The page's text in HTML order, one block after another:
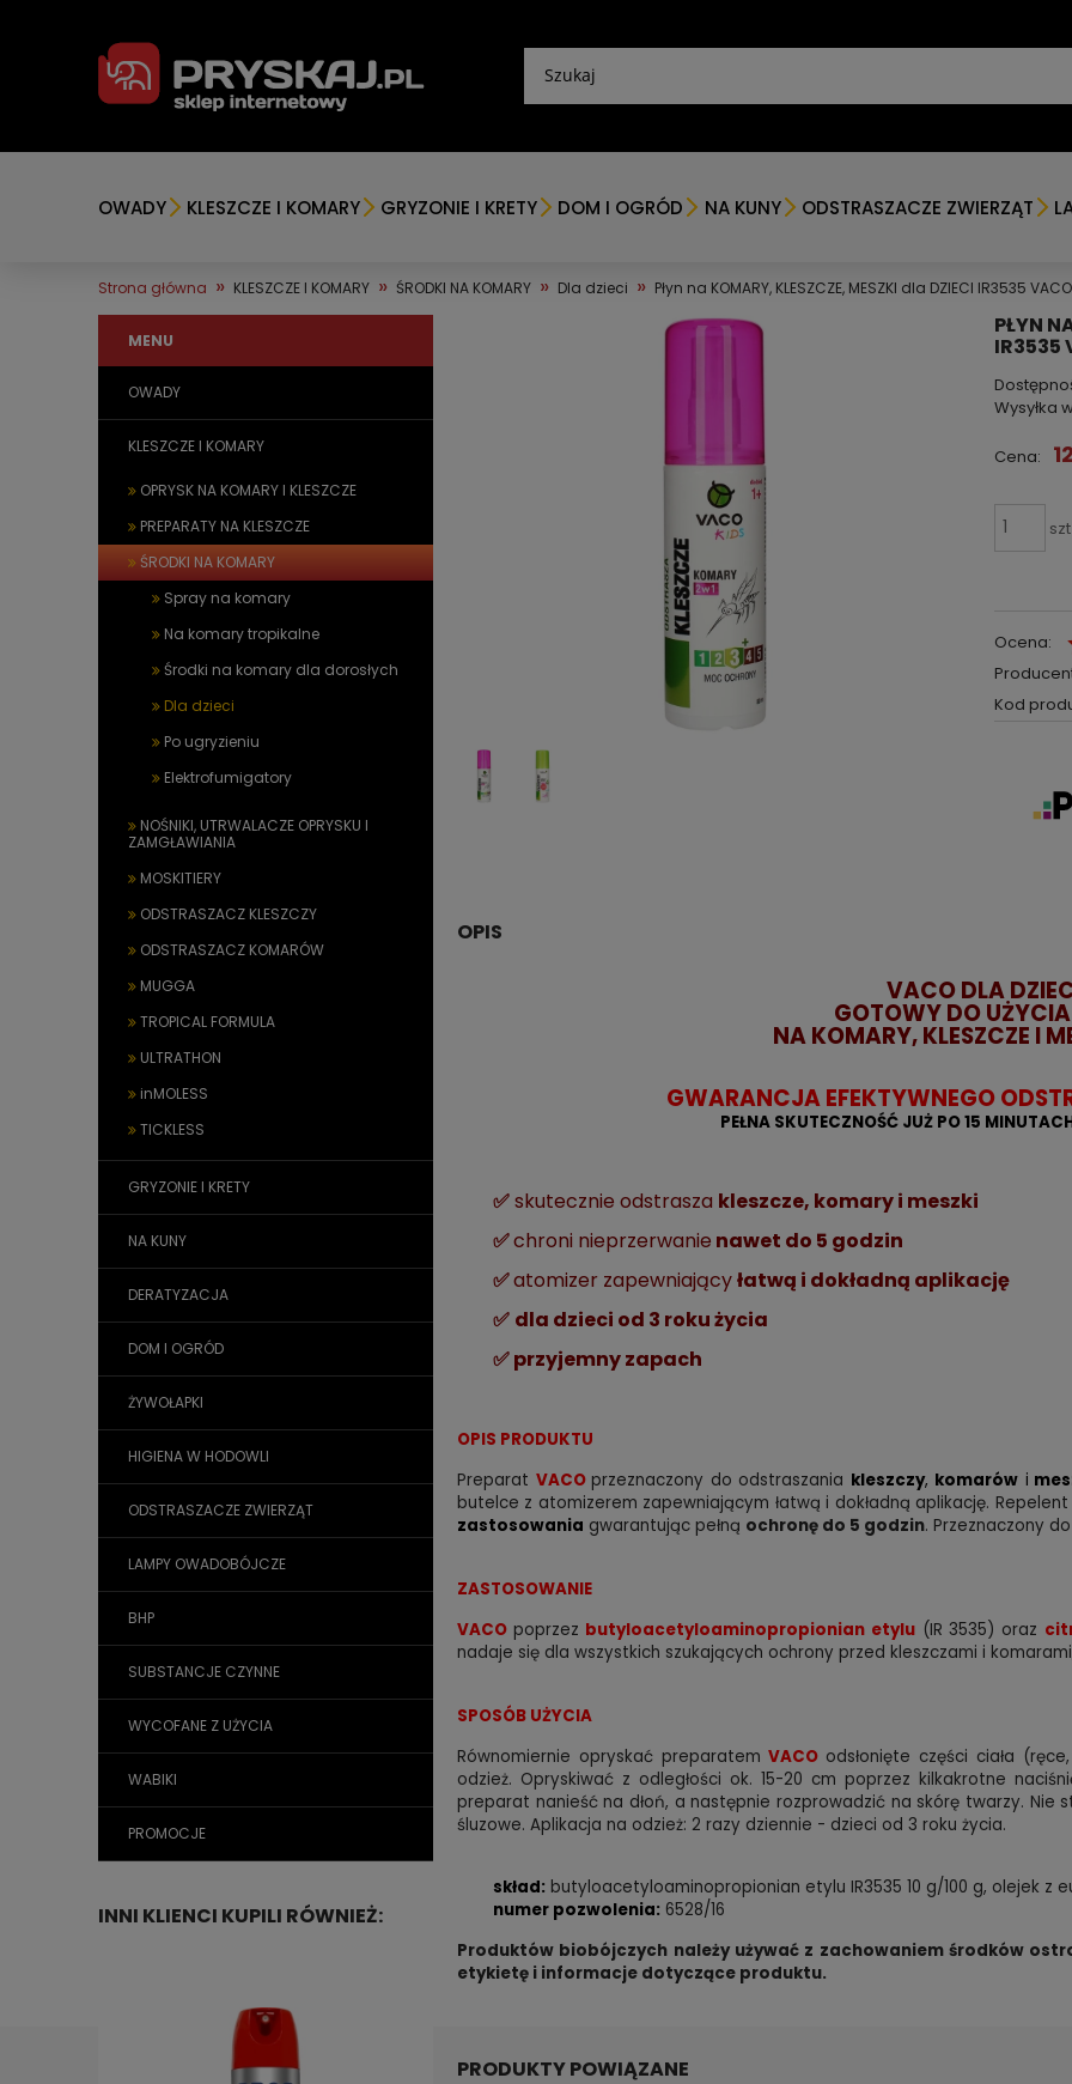
OWADY KLESZCZE I KOMARY GRYZONIE I KRETY DOM I OGRÓD NA KUNY ODSTRASZACZE ZWIERZĄT
Strona główna » KLESZCZE I KOMARY » ŚRODKI NA KOMARY » Dla dzieci » Płyn na KOMARY, KLESZCZE, MESZKI dla DZIECI IR3535
MENU
OWADY
KLESZCZE I KOMARY
OPRYSK NA KOMARY I KLESZCZE
PREPARATY NA KLESZCZE
ŚRODKI NA KOMARY
Spray na komary
Na komary tropikalne
Środki na komary dla dorosłych
Dla dzieci
Po ugryzieniu
Elektrofumigatory
NOŚNIKI, UTRWALACZE OPRYSKU I
ZAMGŁAWIANIA
MOSKITIERY
ODSTRASZACZ KLESZCZY
ODSTRASZACZ KOMARÓW
MUGGA
TROPICAL FORMULA
ULTRATHON
inMOLESS
TICKLESS
GRYZONIE I KRETY
NA KUNY
DERATYZACJA
DOM I OGRÓD
ŻYWOŁAPKI
HIGIENA W HODOWLI
ODSTRASZACZE ZWIERZĄT
LAMPY OWADOBÓJCZE
BHP
SUBSTANCJE CZYNNE
WYCOFANE Z UŻYCIA
WABIKI
PROMOCJE
INNI KLIENCI KUPILI RÓWNIEŻ:
PŁYN
IR3535
Wysyłka
Cena:
szt
Ocena:
Kod
OPIS
VACO DLA
GOTOWY DO
NA KOMARY, KLESZCZE I
GWARANCJA EFEKTYWNEGO
PEŁNA SKUTECZNOŚĆ JUŻ PO 15
✅skutecznie odstrasza kleszcze, komary i meszki
✅chroni nieprzerwanie nawet do 5 godzin
✅atomizer zapewniającyłatwą i dokładną aplikację
✅ dla dzieci od 3 roku życia
✅ przyjemny zapach
OPIS PRODUKTU
Preparat VACO przeznaczony do odstraszania kleszczy, komarów i
butelce z atomizerem zapewniającym łatwą i dokładną aplikację. Repelent
zastosowania gwarantując pełną ochronę do 5 godzin. Przeznaczony
ZASTOSOWANIE
VACO poprzez butyloacetyloaminopropionian etylu (IR 3535) oraz
nadaje się dla wszystkich szukających ochrony przed kleszczami i
SPOSÓB UŻYCIA
Równomiernie opryskać preparatemVACO odsłonięte części ciała
odzież. Opryskiwać z odległości ok. 15-20 cm poprzez kilkakrotne
preparat nanieść na dłoń, a następnie rozprowadzić na skórę twarzy. Nie
śluzowe. Aplikacja na odzież: 2 razy dziennie - dzieci od 3 roku życia.
skład: butyloacetyloaminopropionian etylu IR3535 10 g/100 g, olejek z
numer pozwolenia: 6528/16
Produktów biobójczych należy używać z zachowaniem środków
etykietę i informacje dotyczące produktu.
PRODUKTY POWIĄZANE